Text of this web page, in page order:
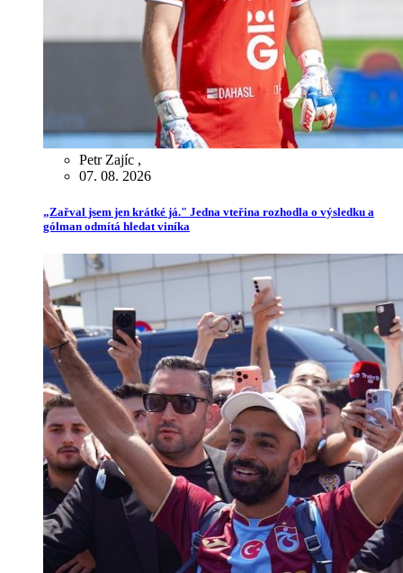
Petr Zajíc ,
07. 08. 2026
„Zařval jsem jen krátké já." Jedna vteřina rozhodla o výsledku a
gólman odmítá hledat viníka